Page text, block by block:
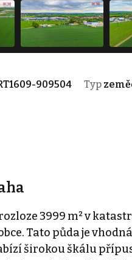
909504 Typ
3999 m² v
Tato půda je
širokou škálu